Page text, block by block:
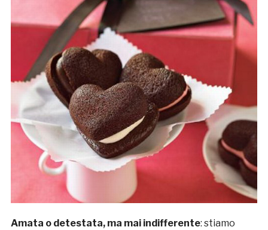
Amata o detestata, ma mai indifferente: stiamo